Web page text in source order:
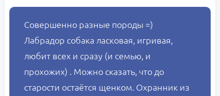
Совершенно разные породы =)
Лабрадор собака ласковая, игривая,
любит всех и сразу (и семью, и
прохожих) . Можно сказать, что до
старости остаётся щенком. Охранник из